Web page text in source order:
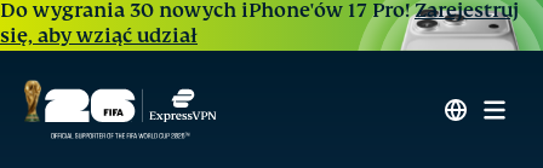
Do wygrania 30 nowych iPhone'ów 17 Pro!Zarejestruj
się, aby wziąć udział